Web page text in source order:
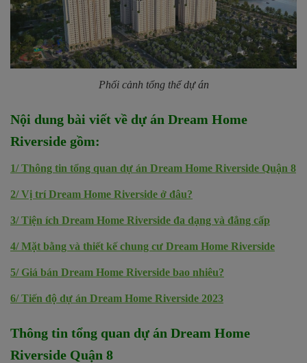
Phối cảnh tổng thể dự án
Nội dung bài viết về dự án Dream Home
Riverside gồm:
1/Thông tin tổng quan dự án Dream Home Riverside Quận 8
2/Vị trí Dream Home Riverside ở đâu?
3/Tiện ích Dream Home Riverside đa dạng và đẳng cấp
4/Mặt bằng và thiết kế chung cư Dream Home Riverside
5/ Giá bán Dream Home Riverside bao nhiêu?
6/Tiến độ dự án Dream Home Riverside 2023
Thông tin tổng quan dự án Dream Home
Riverside Quận 8